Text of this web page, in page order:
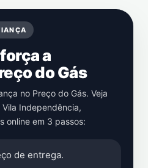
a
do Gás
no Preço do Gás. Veja
Vila Independência,
online em 3 passos:
de entrega.